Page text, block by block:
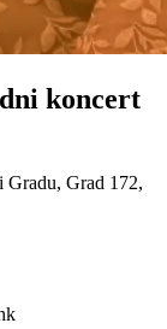
koncert
Gradu, Grad 172,